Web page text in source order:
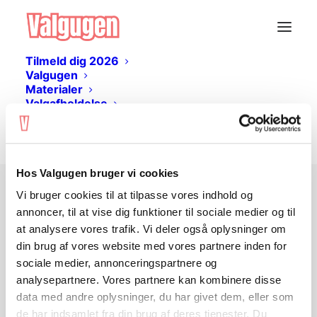
Hos Valgugen bruger vi cookies
Vi bruger cookies til at tilpasse vores indhold og
annoncer, til at vise dig funktioner til sociale medier og til
at analysere vores trafik. Vi deler også oplysninger om
din brug af vores website med vores partnere inden for
sociale medier, annonceringspartnere og
analysepartnere. Vores partnere kan kombinere disse
data med andre oplysninger, du har givet dem, eller som
de har indsamlet fra din brug af deres tjenester. Du
Tilmeld dig 2026
Valgugen
Materialer
Valgafholdelse
Livestream
Log ind
Ingen adgang?
Undervisningsmaterialet er gratis og kan
hentes her på siden. Du skallogge ind
elleroprette en brugerfor at tilgå
materialet.